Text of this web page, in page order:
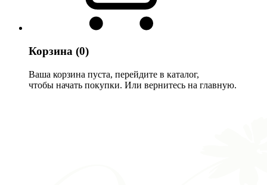
Корзина (0)
Ваша корзина пуста, перейдите в каталог,
чтобы начать покупки. Или вернитесь на главную.